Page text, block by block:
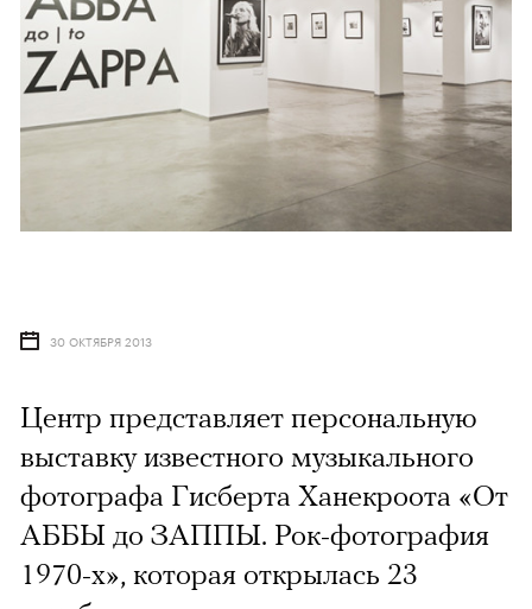
30 ОКТЯБРЯ 2013
Центр представляет персональную
выставку известного музыкального
фотографа Гисберта Ханекроота «От
АББЫ до ЗАППЫ. Рок-фотография
1970-х», которая открылась 23